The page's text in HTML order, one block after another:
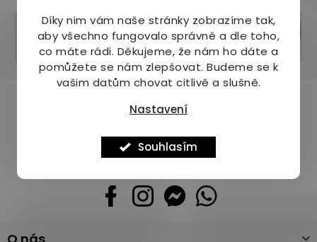
Díky nim vám naše stránky zobrazíme tak,
aby všechno fungovalo správně a dle toho,
co máte rádi. Děkujeme, že nám ho dáte a
pomůžete se nám zlepšovat. Budeme se k
vašim datům chovat citlivě a slušně.
Nastavení
Souhlasím
Přihlásit se
Pomůžeme vám s výběrem
+420 736 708 220
info@mj-krasazdravi.cz